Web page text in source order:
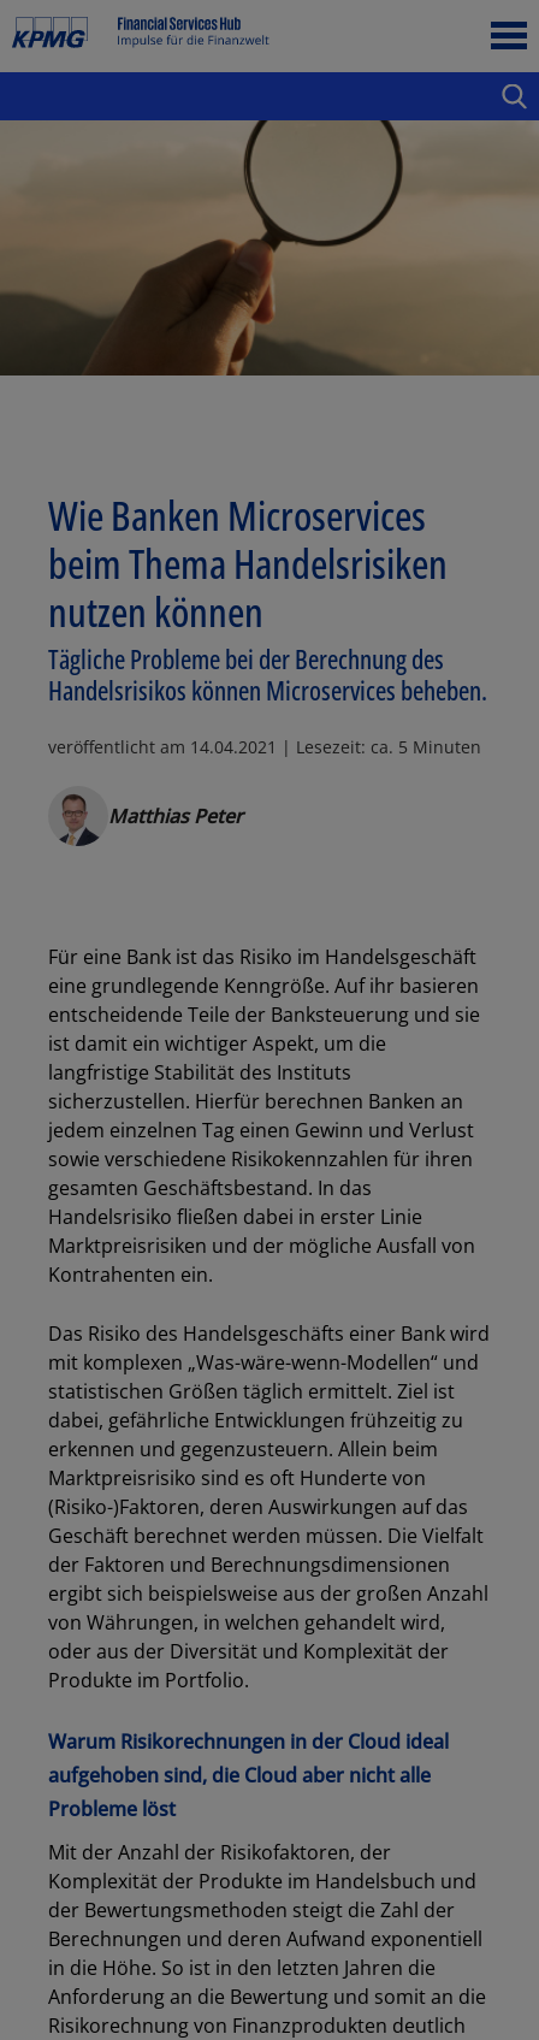
Wie Banken Microservices
beim Thema Handelsrisiken
nutzen können
Tägliche Probleme bei der Berechnung des
Handelsrisikos können Microservices beheben.
veröffentlicht am 14.04.2021 | Lesezeit: ca. 5 Minuten
Matthias Peter
Für eine Bank ist das Risiko im Handelsgeschäft
eine grundlegende Kenngröße. Auf ihr basieren
entscheidende Teile der Banksteuerung und sie
ist damit ein wichtiger Aspekt, um die
langfristige Stabilität des Instituts
sicherzustellen. Hierfür berechnen Banken an
jedem einzelnen Tag einen Gewinn und Verlust
sowie verschiedene Risikokennzahlen für ihren
gesamten Geschäftsbestand. In das
Handelsrisiko fließen dabei in erster Linie
Marktpreisrisiken und der mögliche Ausfall von
Kontrahenten ein.
Das Risiko des Handelsgeschäfts einer Bank wird
mit komplexen „Was-wäre-wenn-Modellen“ und
statistischen Größen täglich ermittelt. Ziel ist
dabei, gefährliche Entwicklungen frühzeitig zu
erkennen und gegenzusteuern. Allein beim
Marktpreisrisiko sind es oft Hunderte von
(Risiko-)Faktoren, deren Auswirkungen auf das
Geschäft berechnet werden müssen. Die Vielfalt
der Faktoren und Berechnungsdimensionen
ergibt sich beispielsweise aus der großen Anzahl
von Währungen, in welchen gehandelt wird,
oder aus der Diversität und Komplexität der
Produkte im Portfolio.
Warum Risikorechnungen in der Cloud ideal
aufgehoben sind, die Cloud aber nicht alle
Probleme löst
Mit der Anzahl der Risikofaktoren, der
Komplexität der Produkte im Handelsbuch und
der Bewertungsmethoden steigt die Zahl der
Berechnungen und deren Aufwand exponentiell
in die Höhe. So ist in den letzten Jahren die
Anforderung an die Bewertung und somit an die
Risikorechnung von Finanzprodukten deutlich